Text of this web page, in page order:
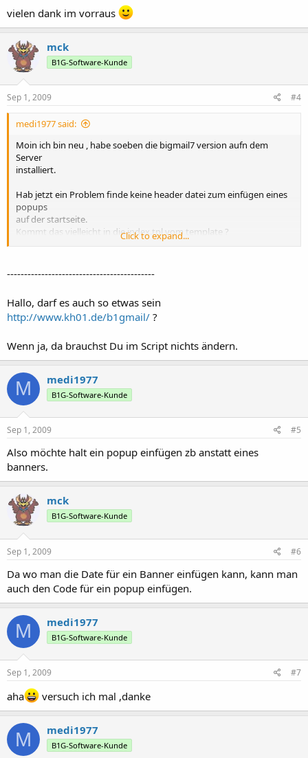
vielen dank im vorraus
mck
B1G-Software-Kunde
Sep 1, 2009 #4
medi1977 said:
Moin ich bin neu , habe soeben die bigmail7 version aufn dem
Server
installiert.
Hab jetzt ein Problem finde keine header datei zum einfügen eines
popups
auf der startseite.
Kommt das vielleicht in die index.tpl vom template ?
Wäre dankbar wenn mir jemand helfen könnte.
Click to expand...
-------------------------------------------
Hallo, darf es auch so etwas sein
http://www.kh01.de/b1gmail/ ?
Wenn ja, da brauchst Du im Script nichts ändern.
M medi1977
B1G-Software-Kunde
Sep 1, 2009 #5
Also möchte halt ein popup einfügen zb anstatt eines
banners.
mck
B1G-Software-Kunde
Sep 1, 2009 #6
Da wo man die Date für ein Banner einfügen kann, kann man
auch den Code für ein popup einfügen.
M medi1977
B1G-Software-Kunde
Sep 1, 2009 #7
aha versuch ich mal ,danke
M medi1977
B1G-Software-Kunde